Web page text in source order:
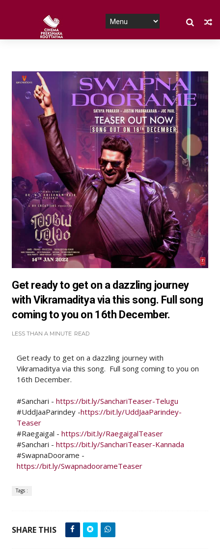
Get ready to get on a dazzling journey
with Vikramaditya via this song. Full song
coming to you on 16th December.
LESS THAN A MINUTE READ
Get ready to get on a dazzling journey with
Vikramaditya via this song. Full song coming to you on
16th December.
#Sanchari - https://bit.ly/SanchariTeaser-Telugu
#UddJaaParindey -https://bit.ly/UddJaaParindey-
Teaser
#Raegaigal - https://bit.ly/RaegaigalTeaser
#Sanchari - https://bit.ly/SanchariTeaser-Kannada
#SwapnaDoorame -
https://bit.ly/SwapnadoorameTeaser
Tags :
SHARE THIS